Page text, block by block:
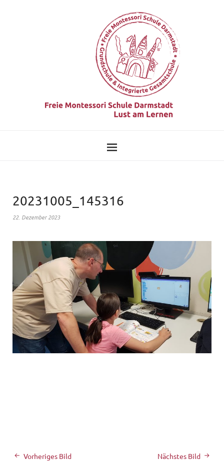
20231005_145316
22. Dezember 2023
Nächstes Bild
Vorheriges Bild